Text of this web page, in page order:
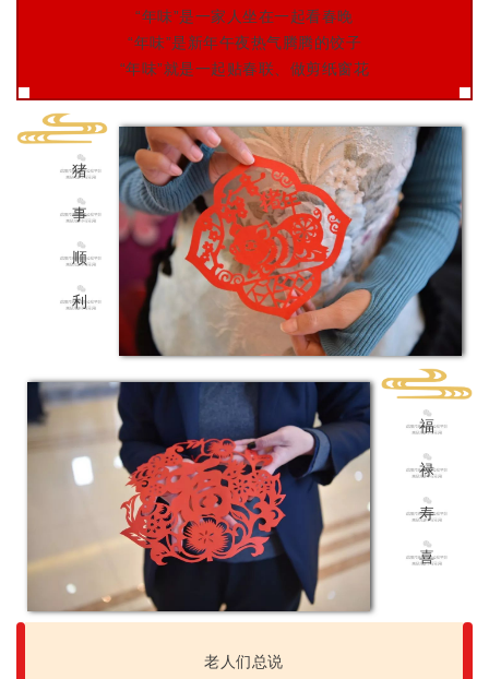
“年味”是一家人坐在一起看春晚
“年味”是新年午夜热气腾腾的饺子
“年味”就是一起贴春联、做剪纸窗花
猪
事
顺
利
福
禄
寿
喜
老人们总说